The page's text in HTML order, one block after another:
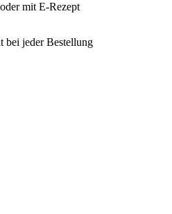
mit E-Rezept
bei jeder Bestellung